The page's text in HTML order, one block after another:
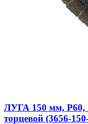
ЛУГА 150 мм, P60,
торцевой (3656-